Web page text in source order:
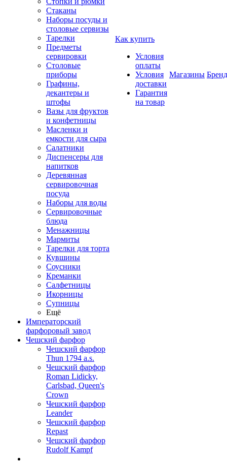
Стаканы
Наборы посуды и
столовые сервизы
Тарелки
Предметы
сервировки
Столовые
приборы
Графины,
декантеры и
штофы
Вазы для фруктов
и конфетницы
Масленки и
емкости для сыра
Салатники
Диспенсеры для
напитков
Деревянная
сервировочная
посуда
Наборы для воды
Сервировочные
блюда
Менажницы
Мармиты
Тарелки для торта
Кувшины
Соусники
Креманки
Салфетницы
Икорницы
Супницы
Ещё
Императорский
фарфоровый завод
Чешский фарфор
Чешский фарфор
Thun 1794 a.s.
Чешский фарфор
Roman Lidicky,
Carlsbad, Queen's
Crown
Чешский фарфор
Leander
Чешский фарфор
Repast
Чешский фарфор
Rudolf Kampf
Как купить
Условия
оплаты
Условия
доставки
Гарантия
на товар
Магазины